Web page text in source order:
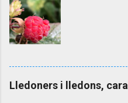
Lledoners i lledons,